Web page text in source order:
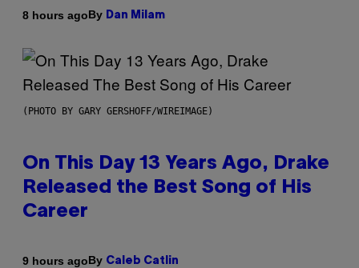
8 hours agoBy Dan Milam
(PHOTO BY GARY GERSHOFF/WIREIMAGE)
On This Day 13 Years Ago, Drake
Released the Best Song of His
Career
9 hours agoBy Caleb Catlin